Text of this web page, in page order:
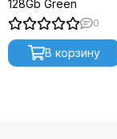
128Gb Green
0
В корзину